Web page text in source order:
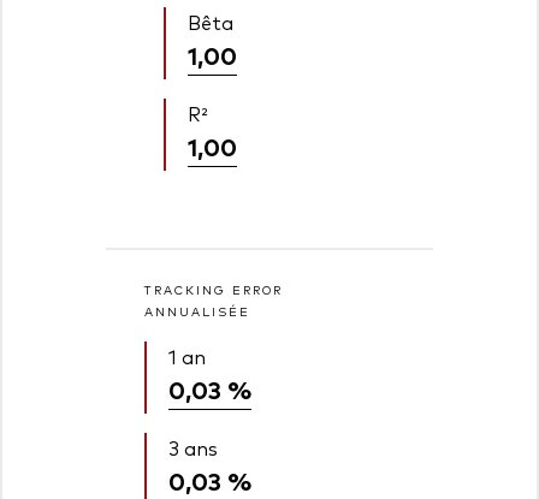
Bêta
1,00
R²
1,00
TRACKING ERROR
ANNUALISÉE
1 an
0,03 %
3 ans
0,03 %